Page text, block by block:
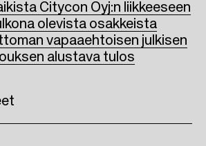
Citycon Oyj:n liikkeeseen
olevista osakkeista
vapaaehtoisen julkisen
alustava tulos